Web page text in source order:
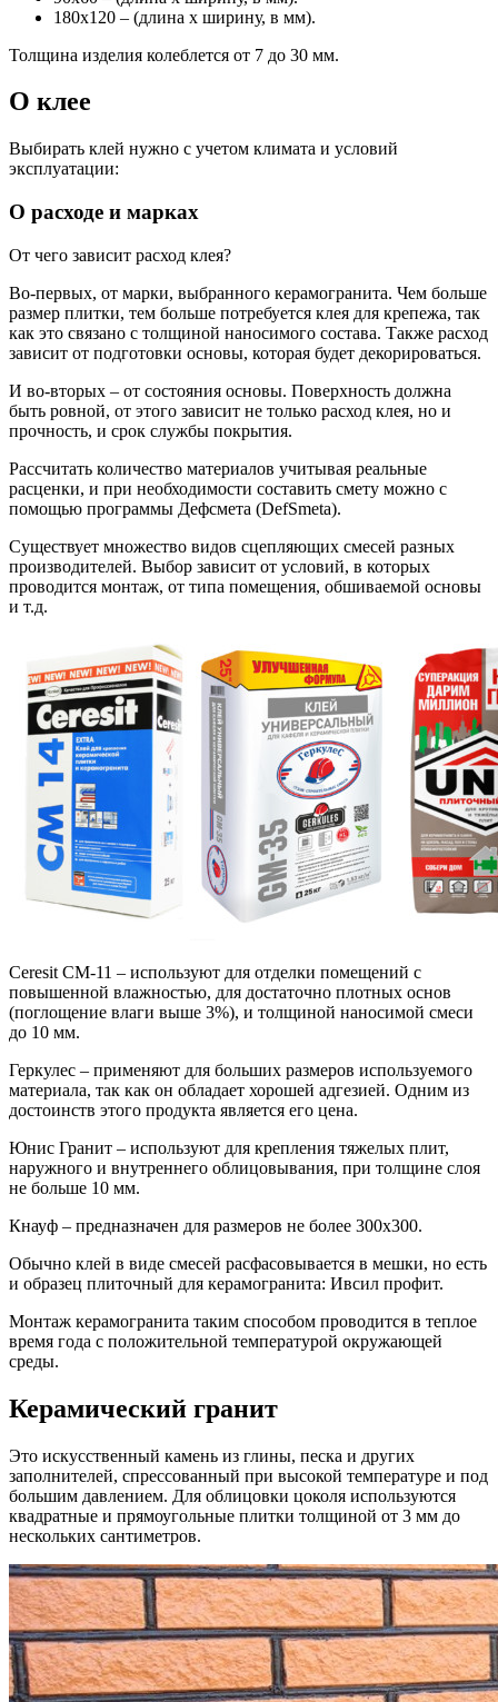
180х120 – (длина х ширину, в мм).
Толщина изделия колеблется от 7 до 30 мм.
О клее
Выбирать клей нужно с учетом климата и условий
эксплуатации:
О расходе и марках
От чего зависит расход клея?
Во-первых, от марки, выбранного керамогранита. Чем больше
размер плитки, тем больше потребуется клея для крепежа, так
как это связано с толщиной наносимого состава. Также расход
зависит от подготовки основы, которая будет декорироваться.
И во-вторых – от состояния основы. Поверхность должна
быть ровной, от этого зависит не только расход клея, но и
прочность, и срок службы покрытия.
Рассчитать количество материалов учитывая реальные
расценки, и при необходимости составить смету можно с
помощью программы Дефсмета (DefSmeta).
Существует множество видов сцепляющих смесей разных
производителей. Выбор зависит от условий, в которых
проводится монтаж, от типа помещения, обшиваемой основы
и т.д.
Ceresit CM-11 – используют для отделки помещений с
повышенной влажностью, для достаточно плотных основ
(поглощение влаги выше 3%), и толщиной наносимой смеси
до 10 мм.
Геркулес – применяют для больших размеров используемого
материала, так как он обладает хорошей адгезией. Одним из
достоинств этого продукта является его цена.
Юнис Гранит – используют для крепления тяжелых плит,
наружного и внутреннего облицовывания, при толщине слоя
не больше 10 мм.
Кнауф – предназначен для размеров не более 300х300.
Обычно клей в виде смесей расфасовывается в мешки, но есть
и образец плиточный для керамогранита: Ивсил профит.
Монтаж керамогранита таким способом проводится в теплое
время года с положительной температурой окружающей
среды.
Керамический гранит
Это искусственный камень из глины, песка и других
заполнителей, спрессованный при высокой температуре и под
большим давлением. Для облицовки цоколя используются
квадратные и прямоугольные плитки толщиной от 3 мм до
нескольких сантиметров.